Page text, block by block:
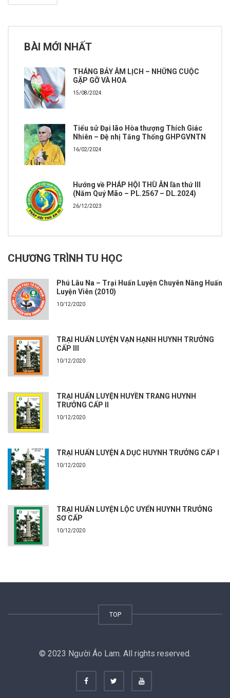
BÀI MỚI NHẤT
THÁNG BẢY ÂM LỊCH – NHỮNG CUỘC
GẶP GỠ VÀ HOA
15/08/2024
Tiểu sử Đại lão Hòa thượng Thích Giác
Nhiên – Đệ nhị Tăng Thống GHPGVNTN
16/02/2024
Hướng về PHÁP HỘI THÙ ÂN lần thứ III
(Năm Quý Mão – PL.2567 – DL.2024)
26/12/2023
CHƯƠNG TRÌNH TU HỌC
Phú Lâu Na – Trại Huấn Luyện Chuyên Năng Huấn
Luyện Viên (2010)
10/12/2020
TRẠI HUẤN LUYỆN VẠN HẠNH HUYNH TRƯỞNG
CẤP III
10/12/2020
TRẠI HUẤN LUYỆN HUYỀN TRANG HUYNH
TRƯỞNG CẤP II
10/12/2020
TRẠI HUẤN LUYỆN A DỤC HUYNH TRƯỞNG CẤP I
10/12/2020
TRẠI HUẤN LUYỆN LỘC UYỂN HUYNH TRƯỞNG
SƠ CẤP
10/12/2020
TOP
© 2023 Người Áo Lam. All rights reserved.